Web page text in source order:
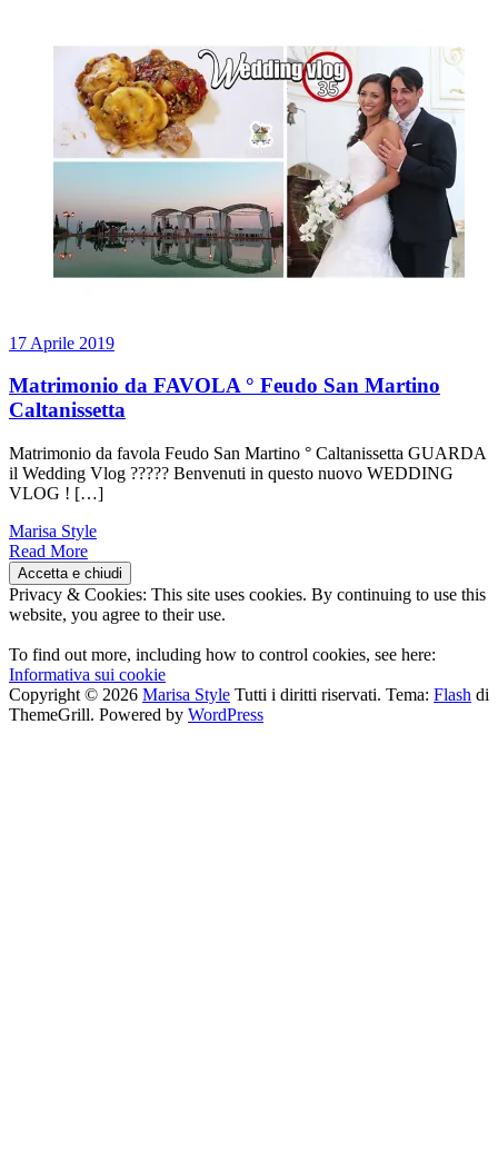
17 Aprile 2019
Matrimonio da FAVOLA ° Feudo San Martino
Caltanissetta
Matrimonio da favola Feudo San Martino ° Caltanissetta GUARDA
il Wedding Vlog ????? Benvenuti in questo nuovo WEDDING
VLOG ! […]
Marisa Style
Read More
Privacy & Cookies: This site uses cookies. By continuing to use this
website, you agree to their use.
To find out more, including how to control cookies, see here:
Informativa sui cookie
Copyright © 2026 Marisa Style Tutti i diritti riservati. Tema: Flash di
ThemeGrill. Powered by WordPress